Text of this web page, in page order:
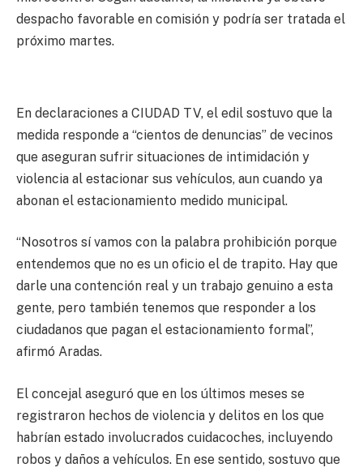
despacho favorable en comisión y podría ser tratada el
próximo martes.
En declaraciones a CIUDAD TV, el edil sostuvo que la
medida responde a “cientos de denuncias” de vecinos
que aseguran sufrir situaciones de intimidación y
violencia al estacionar sus vehículos, aun cuando ya
abonan el estacionamiento medido municipal.
“Nosotros sí vamos con la palabra prohibición porque
entendemos que no es un oficio el de trapito. Hay que
darle una contención real y un trabajo genuino a esta
gente, pero también tenemos que responder a los
ciudadanos que pagan el estacionamiento formal”,
afirmó Aradas.
El concejal aseguró que en los últimos meses se
registraron hechos de violencia y delitos en los que
habrían estado involucrados cuidacoches, incluyendo
robos y daños a vehículos. En ese sentido, sostuvo que